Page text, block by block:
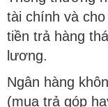
tài chính và
tiền trả hàng
lương.
Ngân hàng
(mua trả góp